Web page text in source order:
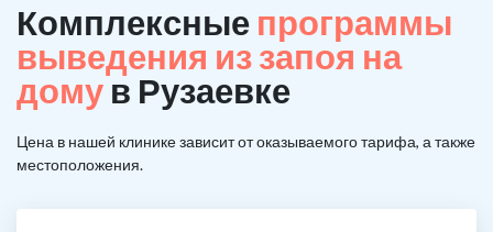
Комплексные программы
выведения из запоя на
домув Рузаевке
Цена в нашей клинике зависит от оказываемого тарифа, а также
местоположения.